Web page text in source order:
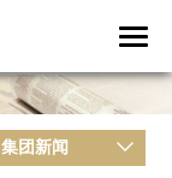
集团新闻